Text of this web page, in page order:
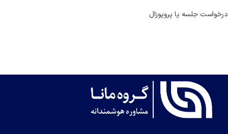
درخواست جلسه یا پروپوزال